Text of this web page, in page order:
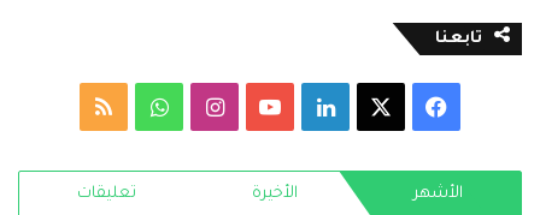
تابعنا
فيسبوك لينكدإن‫YouTubeانستقرامواتسابملخص
RSS الأشهر الأخيرة تعليقات